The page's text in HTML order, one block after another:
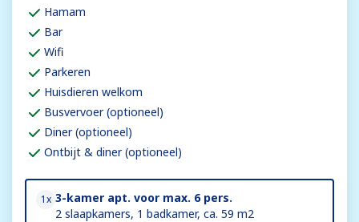
Hamam
Bar
Wifi
Parkeren
Huisdieren welkom
Busvervoer (optioneel)
Diner (optioneel)
Ontbijt & diner (optioneel)
1x 3-kamer apt. voor max. 6 pers.
2 slaapkamers, 1 badkamer, ca. 59 m2